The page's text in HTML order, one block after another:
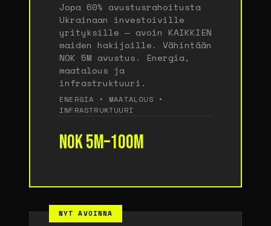
Jopa 60% avustusrahoitusta
Ukrainaan investoiville
yrityksille — avoin KAIKKIEN
maiden hakijoille. Vähintään
NOK 5M avustus. Energia,
maatalous ja
infrastruktuuri.
ENERGIA • MAATALOUS •
INFRASTRUKTUURI
NOK 5M–100M
NYT AVOINNA